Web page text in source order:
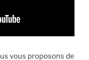
vous proposons de